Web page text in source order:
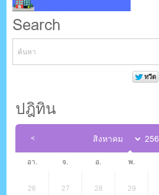
Search
ปฎิทิน
อา. จ. อ. พ.
26 27 28 29